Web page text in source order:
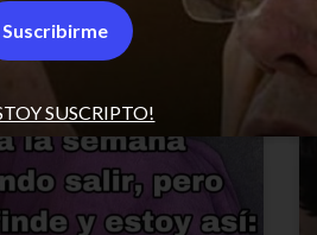
SUSCRIPTO!
Suscribirme